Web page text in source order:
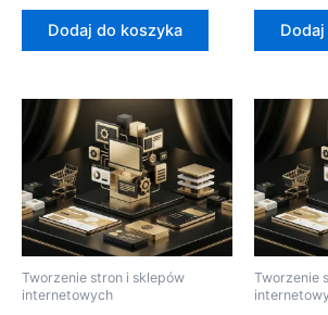
Dodaj do koszyka
Tworzenie stron i sklepów
internetowych
Tworzenie